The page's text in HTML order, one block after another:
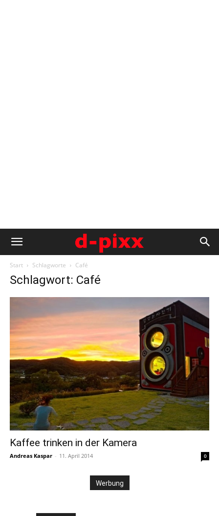
Start Schlagworte Café
Schlagwort: Café
Kaffee trinken in der Kamera
Andreas Kaspar - 11. April 2014 0
Werbung